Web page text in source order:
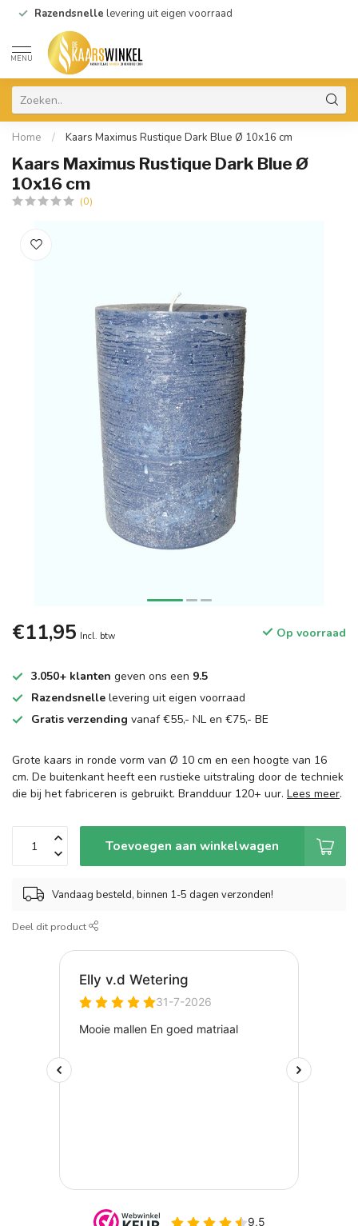
Razendsnelle levering uit eigen voorraad
MENU
Home / Kaars Maximus Rustique Dark Blue Ø 10x16 cm
Kaars Maximus Rustique Dark Blue Ø
10x16 cm
(0)
€11,95 Incl. btw Op voorraad
3.050+ klanten geven ons een 9.5
Razendsnelle levering uit eigen voorraad
Gratis verzending vanaf €55,- NL en €75,- BE
Grote kaars in ronde vorm van Ø 10 cm en een hoogte van 16
cm. De buitenkant heeft een rustieke uitstraling door de techniek
die bij het fabriceren is gebruikt. Brandduur 120+ uur. Lees meer.
Toevoegen aan winkelwagen
Vandaag besteld, binnen 1-5 dagen verzonden!
Deel dit product